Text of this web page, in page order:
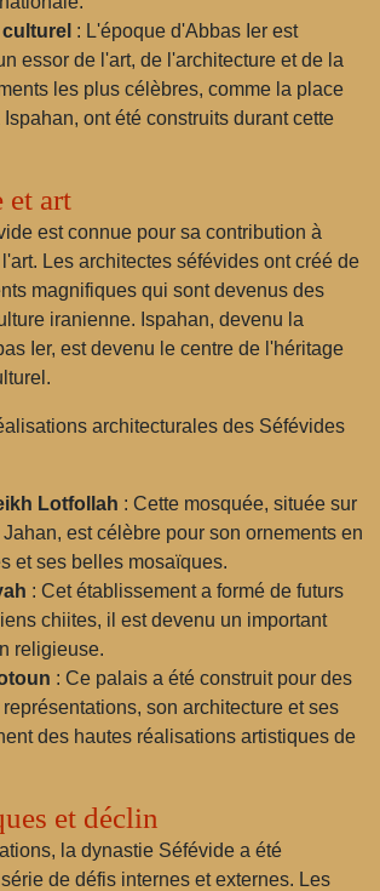
: L'époque d'Abbas Ier est
essor de l'art, de l'architecture et de la
les plus célèbres, comme la place
ont été construits durant cette
et art
est connue pour sa contribution à
Les architectes séfévides ont créé de
magnifiques qui sont devenus des
iranienne. Ispahan, devenu la
Ier, est devenu le centre de l'héritage
architecturales des Séfévides
Lotfollah : Cette mosquée, située sur
est célèbre pour son ornements en
et ses belles mosaïques.
: Cet établissement a formé de futurs
chiites, il est devenu un important
religieuse.
: Ce palais a été construit pour des
son architecture et ses
des hautes réalisations artistiques de
et déclin
la dynastie Séfévide a été
de défis internes et externes. Les